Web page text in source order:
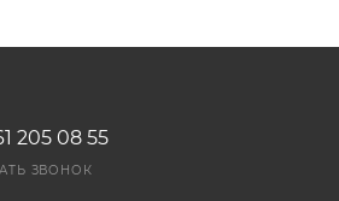
205 08 55
ЗВОНОК